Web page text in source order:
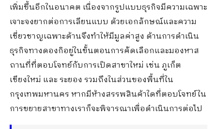
เพิ่มขึ้นอีกในอนาคต เนื่องจากรูปแบบธุรกิจมีความเฉพาะ
เจาะจงยากต่อการเลียนแบบ ด้วยเอกลักษณ์และความ
เชี่ยวชาญเฉพาะด้านจึงทำให้มีมูลค่าสูง ด้านการดำเนิน
ธุรกิจทางดองกิอยู่ในขั้นตอนการคัดเลือกและมองหาส
ถานที่ที่ตอบโจทย์กับการเปิดสาขาใหม่ เช่น ภูเก็ต
เชียงใหม่ และ ระยอง รวมถึงในส่วนของพื้นที่ใน
กรุงเทพมหานคร หากมีห้างสรรพสินค้าใดที่ตอบโจทย์ใน
การขยายสาขาทางเราก็จะพิจารณาเพื่อดำเนินการต่อไป